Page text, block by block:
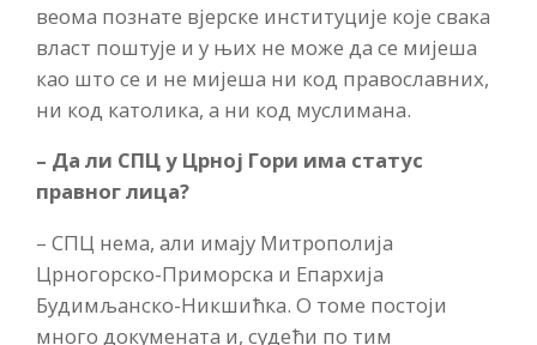
веома познате вјерске институције које свака
власт поштује и у њих не може да се мијеша
као што се и не мијеша ни код православних,
ни код католика, а ни код муслимана.
– Да ли СПЦ у Црној Гори има статус
правног лица?
– СПЦ нема, али имају Митрополија
Црногорско-Приморска и Епархија
Будимљанско-Никшићка. О томе постоји
много докумената и, судећи по тим